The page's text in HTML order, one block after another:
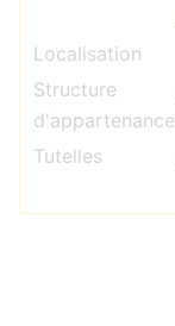
Localisation
Structure
d'appartenance
Tutelles